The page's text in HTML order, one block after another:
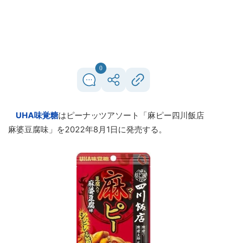
0
UHA味覚糖はピーナッツアソート「麻ピー四川飯店
麻婆豆腐味」を2022年8月1日に発売する。